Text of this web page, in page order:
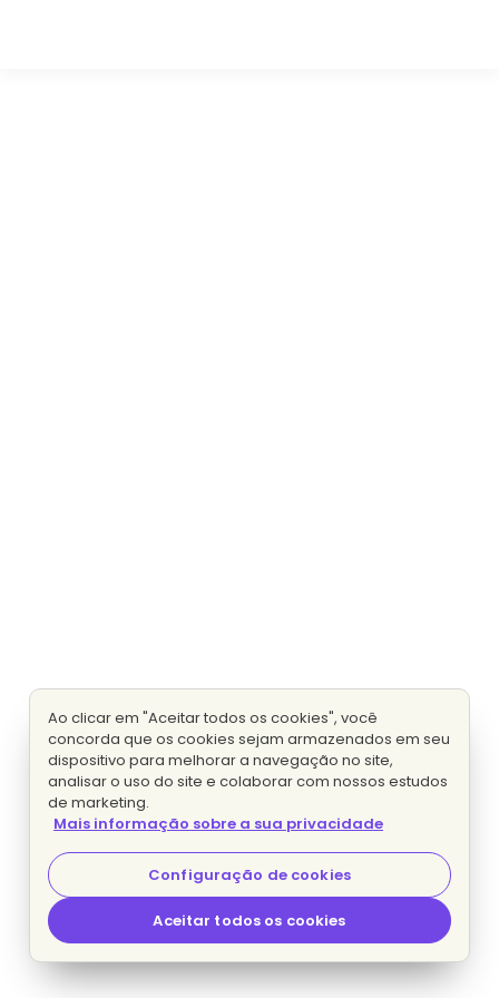
Ao clicar em "Aceitar todos os cookies", você
concorda que os cookies sejam armazenados em seu
dispositivo para melhorar a navegação no site,
analisar o uso do site e colaborar com nossos estudos
de marketing.
Mais informação sobre a sua privacidade
Configuração de cookies
Aceitar todos os cookies